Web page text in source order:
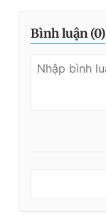
Bình luận (0)